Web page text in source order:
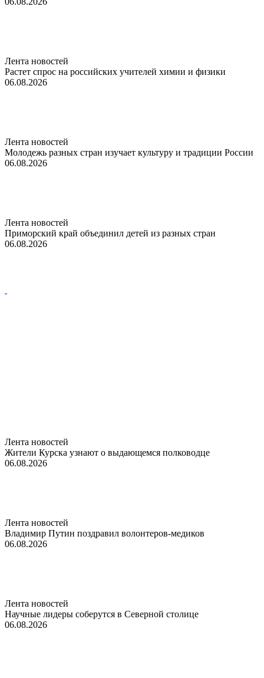
Лента новостей
Растет спрос на российских учителей химии и физики
06.08.2026
Лента новостей
Молодежь разных стран изучает культуру и традиции России
06.08.2026
Лента новостей
Приморский край объединил детей из разных стран
06.08.2026
Лента новостей
Жители Курска узнают о выдающемся полководце
06.08.2026
Лента новостей
Владимир Путин поздравил волонтеров-медиков
06.08.2026
Лента новостей
Научные лидеры соберутся в Северной столице
06.08.2026